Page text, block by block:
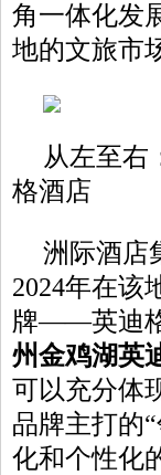
角一体化发
地的文旅市
从左至右
格酒店
洲际酒店
2024年在该
牌——英迪
州金鸡湖英
可以充分体
品牌主打的
化和个性化